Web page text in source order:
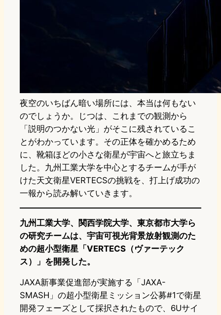
夜空のいちばん暗い場所には、本当は何もない
のでしょうか。じつは、これまでの観測から
「説明のつかない光」がそこに残されているこ
とがわかっています。その正体を確かめるため
に、靴箱ほどの小さな衛星が宇宙へと旅立ちま
した。九州工業大学を中心とするチームが手が
けた天文衛星VERTECSの挑戦を、打上げ成功の
一報から読み解いていきます。
九州工業大学、関西学院大学、東京都市大学ら
の研究チームは、宇宙可視光背景放射観測のた
めの超小型衛星「VERTECS（ヴァーテック
ス）」を開発した。
JAXA新事業促進部が実施する「JAXA-
SMASH」の超小型衛星ミッション公募#1で衛星
開発フェーズとして採択されたもので、6Uサイ